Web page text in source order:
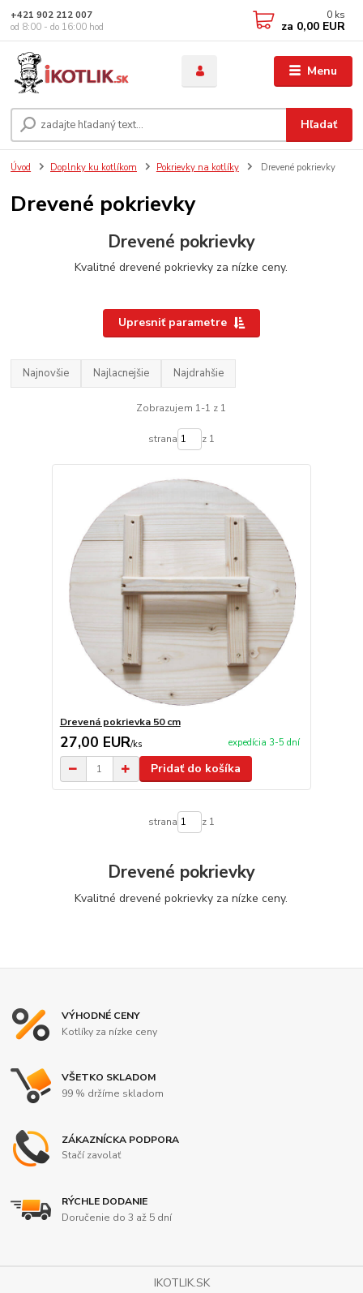
Menu
Hľadať
+421 902 212 007
od 8:00 - do 16:00 hod
0 ks
za 0,00 EUR
Úvod Doplnky ku kotlíkom Pokrievky na kotlíky Drevené pokrievky
Drevené pokrievky
Drevené pokrievky
Kvalitné drevené pokrievky za nízke ceny.
Upresniť parametre
Najnovšie Najlacnejšie Najdrahšie
Zobrazujem 1-1 z 1
strana z 1
Drevená pokrievka 50 cm
27,00 EUR/ks expedícia 3-5 dní
Pridať do košíka
strana z 1
Drevené pokrievky
Kvalitné drevené pokrievky za nízke ceny.
VÝHODNÉ CENY
Kotlíky za nízke ceny
VŠETKO SKLADOM
99 % držíme skladom
ZÁKAZNÍCKA PODPORA
Stačí zavolať
RÝCHLE DODANIE
Doručenie do 3 až 5 dní
IKOTLIK.SK